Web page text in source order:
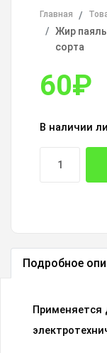
Главная
Жир
сорта
60₽
В наличии
Подробное
Применяется